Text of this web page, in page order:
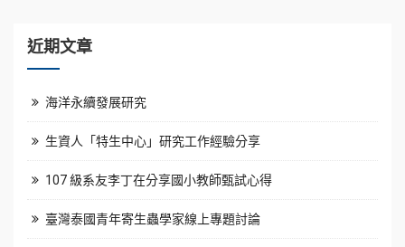
近期文章
海洋永續發展研究
生資人「特生中心」研究工作經驗分享
107 級系友李丁在分享國小教師甄試心得
臺灣泰國青年寄生蟲學家線上專題討論